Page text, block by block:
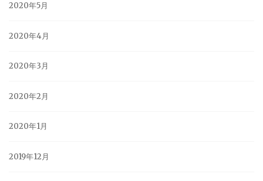
2020年5月
2020年4月
2020年3月
2020年2月
2020年1月
2019年12月